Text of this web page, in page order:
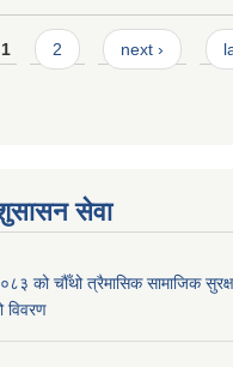
1 2 next ›
सेवा
को चौँथो त्रैमासिक सामाजिक सुरक्षा
विवरण